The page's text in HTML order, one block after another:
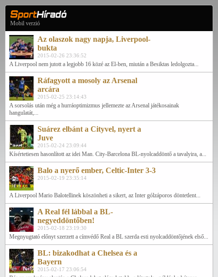
Mobil verzió
Az olaszok nagy napja, Liverpool-
bukta
2015-02-26 23:36:52
A Liverpool nem jutott a legjobb 16 közé az El-ben, miután a Besiktas ledolgozta...
Ráfagyott a mosoly az Arsenal
arcára
2015-02-25 23:14:43
A sorsolás után még a hurráoptimizmus jellemezte az Arsenal játékosainak
hangulatát,...
Suárez elbánt a Cityvel, nyert a
Juve
2015-02-24 23:09:44
Kísértetiesen hasonlított az idei Man. City-Barcelona BL-nyolcaddöntő a tavalyira, a...
Balo a nyerő ember, Celtic-Inter 3-3
2015-02-19 23:35:14
A Liverpool Mario Balotellinek köszönheti a sikert, az Inter gólzáporos döntetlent...
A Real fél lábbal a BL-
negyeddöntőben!
2015-02-18 23:19:30
Megnyugtató előnyt szerzett a címvédő Real a BL szerda esti nyolcaddöntőjének első...
BL: bizakodhat a Chelsea és a
Bayern
2015-02-17 23:06:54